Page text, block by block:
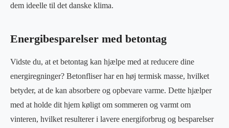
dem ideelle til det danske klima.
Energibesparelser med betontag
Vidste du, at et betontag kan hjælpe med at reducere dine
energiregninger? Betonfliser har en høj termisk masse, hvilket
betyder, at de kan absorbere og opbevare varme. Dette hjælper
med at holde dit hjem køligt om sommeren og varmt om
vinteren, hvilket resulterer i lavere energiforbrug og besparelser